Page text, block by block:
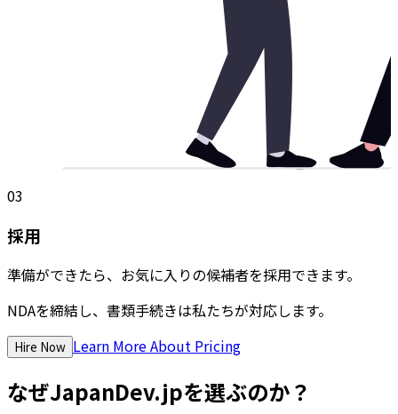
03
採用
準備ができたら、お気に入りの候補者を採用できます。
NDAを締結し、書類手続きは私たちが対応します。
Hire Now Learn More About Pricing
なぜJapanDev.jpを選ぶのか？